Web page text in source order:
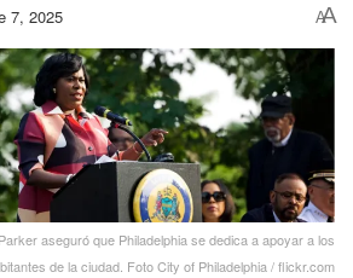
7, 2025 AA
aseguró que Philadelphia se dedica a apoyar a los
de la ciudad. Foto City of Philadelphia / flickr.com